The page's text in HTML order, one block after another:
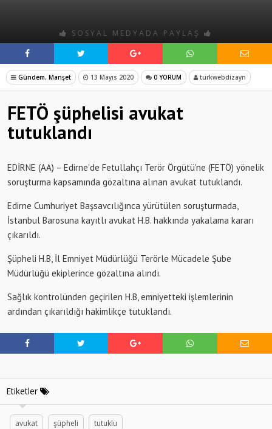
SOSYAL MEDYADA PAYLAŞ
Gündem, Manşet 13 Mayıs 2020 0 YORUM turkwebdizayn
FETÖ şüphelisi avukat
tutuklandı
EDİRNE (AA) – Edirne'de Fetullahçı Terör Örgütü'ne (FETÖ) yönelik
soruşturma kapsamında gözaltına alınan avukat tutuklandı.
Edirne Cumhuriyet Başsavcılığınca yürütülen soruşturmada,
İstanbul Barosuna kayıtlı avukat H.B. hakkında yakalama kararı
çıkarıldı.
Şüpheli H.B, İl Emniyet Müdürlüğü Terörle Mücadele Şube
Müdürlüğü ekiplerince gözaltına alındı.
Sağlık kontrolünden geçirilen H.B, emniyetteki işlemlerinin
ardından çıkarıldığı hakimlikçe tutuklandı.
Etiketler
avukat şüpheli tutuklu